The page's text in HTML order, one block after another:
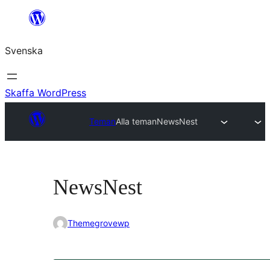
Hoppa
innehåll
Svenska
Skaffa WordPress
TemanAlla temanNewsNest
NewsNest
Themegrovewp